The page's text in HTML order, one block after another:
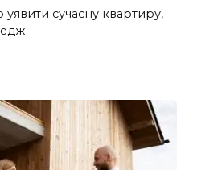
уявити сучасну квартиру,